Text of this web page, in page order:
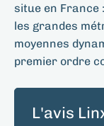
situe en France
les grandes
moyennes
premier ordre
L'avis